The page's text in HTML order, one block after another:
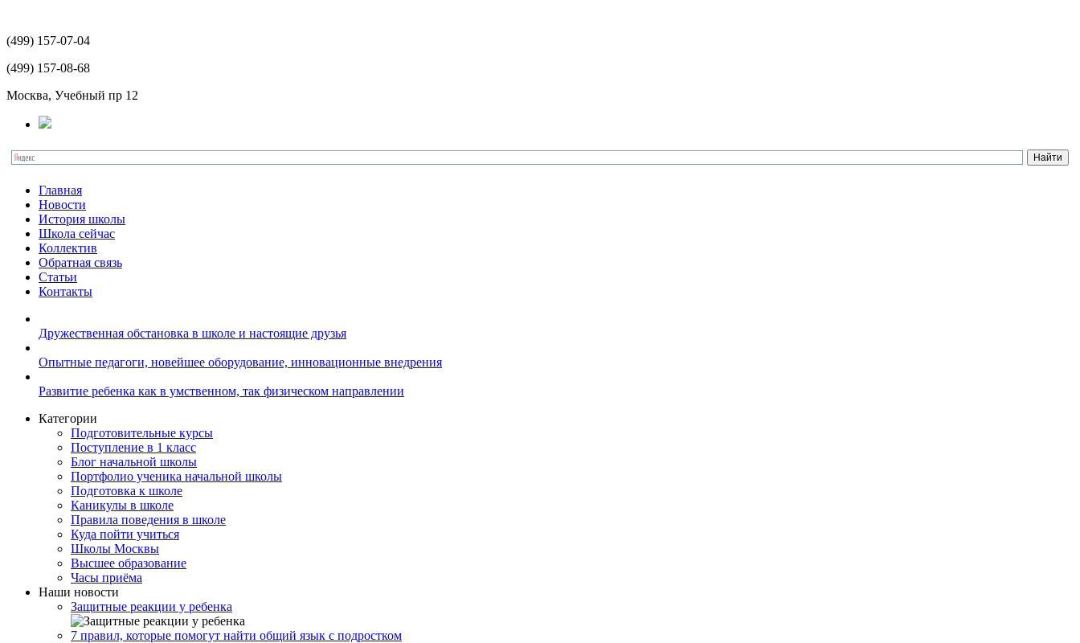
(499) 157-07-04
(499) 157-08-68
Москва, Учебный пр 12
Главная
Новости
История школы
Школа сейчас
Коллектив
Обратная связь
Статьи
Контакты
Дружественная обстановка в школе и настоящие друзья
Опытные педагоги, новейшее оборудование, инновационные внедрения
Развитие ребенка как в умственном, так физическом направлении
Категории
Подготовительные курсы
Поступление в 1 класс
Блог начальной школы
Портфолио ученика начальной школы
Подготовка к школе
Каникулы в школе
Правила поведения в школе
Куда пойти учиться
Школы Москвы
Высшее образование
Часы приёма
Наши новости
Защитные реакции у ребенка
7 правил, которые помогут найти общий язык с подростком